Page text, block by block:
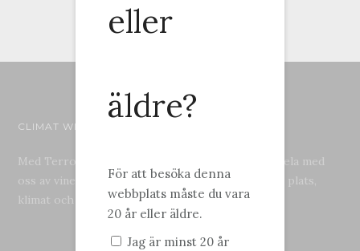
Ladda ner artikeln som PDF
CLIMAT WINES
Med Terroir i fokus och med visionen att kunna dela med
oss av viner som ger uttryck för just sin specifika plats,
klimat och kultur, detta är Climat Wines.
eller
äldre?
För att besöka denna
webbplats måste du vara
20 år eller äldre.
Jag är minst 20 år